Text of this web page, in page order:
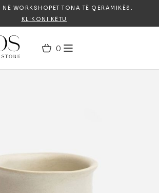
WORKSHOPET TONA TË QERAMIKËS.
KLIKONI KËTU